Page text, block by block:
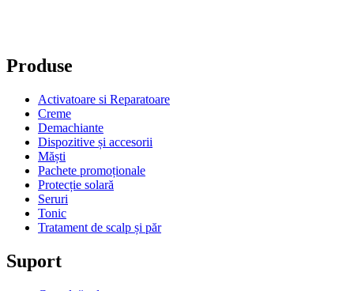
Produse
Activatoare si Reparatoare
Creme
Demachiante
Dispozitive și accesorii
Măști
Pachete promoționale
Protecție solară
Seruri
Tonic
Tratament de scalp și păr
Suport